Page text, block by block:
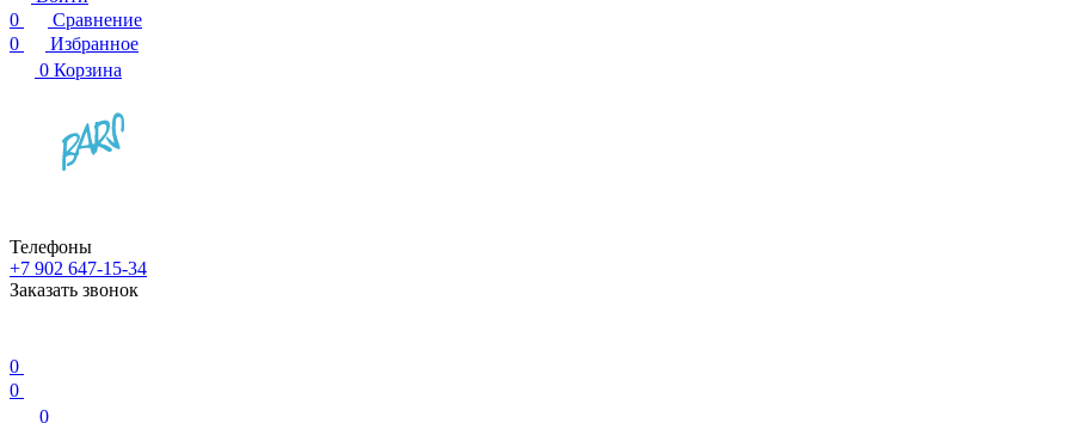
0
Сравнение
0
Избранное
0 Корзина
Телефоны
+7 902 647-15-34
Заказать звонок
0
0
0